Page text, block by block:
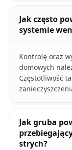
Jak często
systemie
Kontrolę oraz
domowych
Częstotliwość
Jak gruba
strych?